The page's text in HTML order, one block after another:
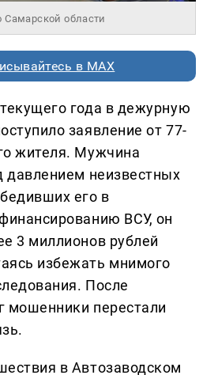
области
в MAX
года в дежурную
заявление от 77-
жителя. Мужчина
давлением неизвестных
его в
ВСУ, он
3 миллионов рублей
избежать мнимого
После
мошенники перестали
в Автозаводском